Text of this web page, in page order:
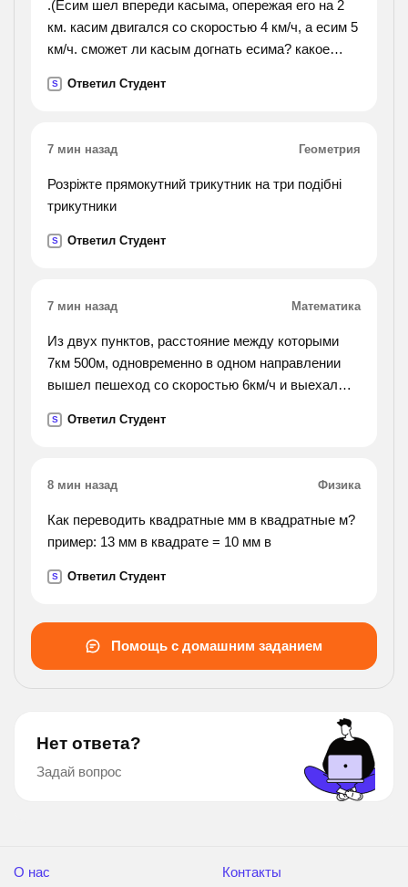
.(Есим шел впереди касыма, опережая его на 2
км. касим двигался со скоростью 4 км/ч, а есим 5
км/ч. сможет ли касым догнать есима? какое
через 4?).
S Ответил Студент
7 мин назад Геометрия
Розріжте прямокутний трикутник на три подібні
трикутники
S Ответил Студент
7 мин назад Математика
Из двух пунктов, расстояние между которыми
7км 500м, одновременно в одном направлении
вышел пешеход со скоростью 6км/ч и выехал
догнал пешехода через 15мин
S Ответил Студент
8 мин назад Физика
Как переводить квадратные мм в квадратные м?
пример: 13 мм в квадрате = 10 мм в
S Ответил Студент
Помощь с домашним заданием
Нет ответа?
Задай вопрос
О нас Контакты